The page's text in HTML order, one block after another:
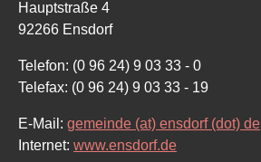
Hauptstraße 4
92266 Ensdorf
Telefon: (0 96 24) 9 03 33 - 0
Telefax: (0 96 24) 9 03 33 - 19
E-Mail: gemeinde (at) ensdorf (dot) de
Internet: www.ensdorf.de